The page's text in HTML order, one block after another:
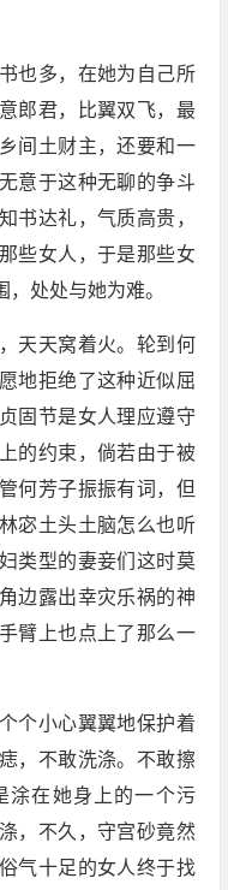
也多，在她为自己所
郎君，比翼双飞，最
间土财主，还要和一
意于这种无聊的争斗
书达礼，气质高贵，
些女人，于是那些女
处处与她为难。
天天窝着火。轮到何
地拒绝了这种近似屈
固节是女人理应遵守
的约束，倘若由于被
何芳子振振有词，但
宓土头土脑怎么也听
类型的妻妾们这时莫
边露出幸灾乐祸的神
臂上也点上了那么一
个小心翼翼地保护着
，不敢洗涤。不敢擦
涂在她身上的一个污
，不久，守宫砂竟然
气十足的女人终于找